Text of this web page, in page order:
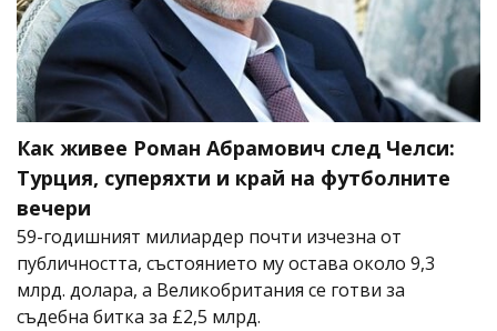
Как живее Роман Абрамович след Челси:
Турция, суперяхти и край на футболните
вечери
59-годишният милиардер почти изчезна от
публичността, състоянието му остава около 9,3
млрд. долара, а Великобритания се готви за
съдебна битка за £2,5 млрд.